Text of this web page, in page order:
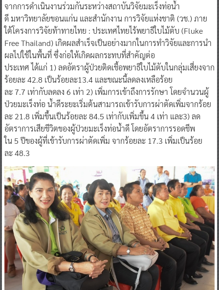
จากการดําเนินงานร่วมกันระหว่างสถาบันวิจัยมะเร็งท่อน้ํา
ดี มหาวิทยาลัยขอนแก่น และสํานักงาน การวิจัยแห่งชาติ (วช.) ภาย
ใต้โครงการวิจัยท้าทายไทย : ประเทศไทยไร้พยาธิใบไม้ตับ (Fluke
Free Thailand) เกิดผลสําเร็จเป็นอย่างมากในการทําวิจัยและการนํา
ผลไปใช้ในพื้นที่ ซึ่งก่อให้เกิดผลกระทบที่สําคัญต่อ
ประเทศ ได้แก่ 1) ลดอัตราผู้ป่วยติดเชื้อพยาธิใบไม้ตับในกลุ่มเสี่ยงจาก
ร้อยละ 42.8 เป็นร้อยละ13.4 และขณะนี้ลดลงเหลือร้อย
ละ 7.7 เท่ากับลดลง 6 เท่า 2) เพิ่มการเข้าถึงการรักษา โดยจํานวนผู้
ป่วยมะเร็งท่อ น้ําดีระยะเริ่มต้นสามารถเข้ารับการผ่าตัดเพิ่มจากร้อย
ละ 21.8 เพิ่มขึ้นเป็นร้อยละ 84.5 เท่ากับเพิ่มขึ้น 4 เท่า และ3) ลด
อัตราการเสียชีวิตของผู้ป่วยมะเร็งท่อน้ําดี โดยอัตราการรอดชีพ
ใน 5 ปีของผู้ที่เข้ารับการผ่าตัดเพิ่ม จากร้อยละ 17.3 เพิ่มเป็นร้อย
ละ 48.3